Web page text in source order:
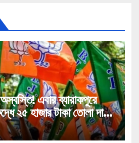
এবার ব্যারাকপুরে
২৫ হাজার টাকা তোলা দাবির
অডিও!